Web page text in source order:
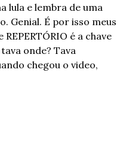
lula e lembra de uma
Genial. É por isso meus
é a chave
onde? Tava
chegou o video,